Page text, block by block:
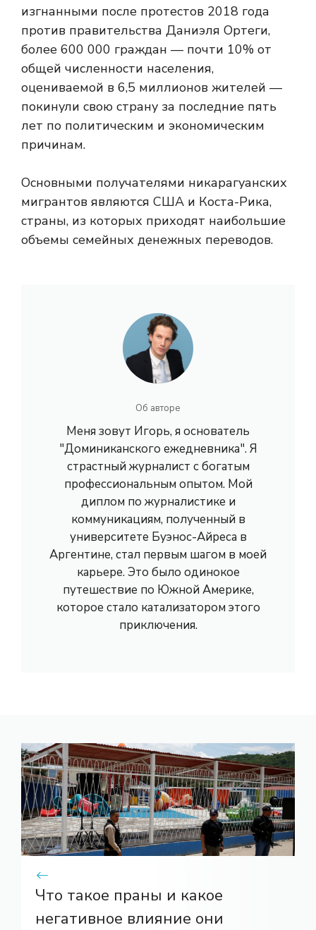
изгнанными после протестов 2018 года
против правительства Даниэля Ортеги,
более 600 000 граждан — почти 10% от
общей численности населения,
оцениваемой в 6,5 миллионов жителей —
покинули свою страну за последние пять
лет по политическим и экономическим
причинам.
Основными получателями никарагуанских
мигрантов являются США и Коста-Рика,
страны, из которых приходят наибольшие
объемы семейных денежных переводов.
Об авторе
Меня зовут Игорь, я основатель
"Доминиканского ежедневника". Я
страстный журналист с богатым
профессиональным опытом. Мой
диплом по журналистике и
коммуникациям, полученный в
университете Буэнос-Айреса в
Аргентине, стал первым шагом в моей
карьере. Это было одинокое
путешествие по Южной Америке,
которое стало катализатором этого
приключения.
Что такое праны и какое
негативное влияние они